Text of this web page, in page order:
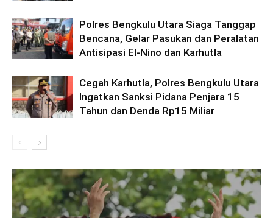
Polres Bengkulu Utara Siaga Tanggap
Bencana, Gelar Pasukan dan Peralatan
Antisipasi El-Nino dan Karhutla
Cegah Karhutla, Polres Bengkulu Utara
Ingatkan Sanksi Pidana Penjara 15
Tahun dan Denda Rp15 Miliar